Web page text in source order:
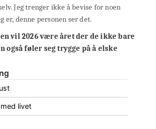
Jeg trenger ikke å bevise for noen
er, denne personen ser det.
vil 2026 være året der de ikke bare
også føler seg trygge på å elske
livet